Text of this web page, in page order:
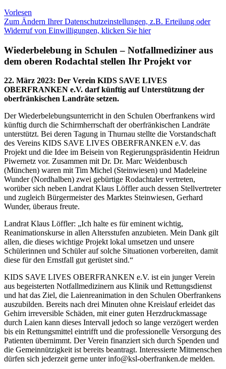
Vorlesen
Zum Ändern Ihrer Datenschutzeinstellungen, z.B. Erteilung oder
Widerruf von Einwilligungen, klicken Sie hier
Wiederbelebung in Schulen – Notfallmediziner aus
dem oberen Rodachtal stellen Ihr Projekt vor
22. März 2023: Der Verein KIDS SAVE LIVES
OBERFRANKEN e.V. darf künftig auf Unterstützung der
oberfränkischen Landräte setzen.
Der Wiederbelebungsunterricht in den Schulen Oberfrankens wird
künftig durch die Schirmherrschaft der oberfränkischen Landräte
unterstützt. Bei deren Tagung in Thurnau stellte die Vorstandschaft
des Vereins KIDS SAVE LIVES OBERFRANKEN e.V. das
Projekt und die Idee im Beisein von Regierungspräsidentin Heidrun
Piwernetz vor. Zusammen mit Dr. Dr. Marc Weidenbusch
(München) waren mit Tim Michel (Steinwiesen) und Madeleine
Wunder (Nordhalben) zwei gebürtige Rodachtaler vertreten,
worüber sich neben Landrat Klaus Löffler auch dessen Stellvertreter
und zugleich Bürgermeister des Marktes Steinwiesen, Gerhard
Wunder, überaus freute.
Landrat Klaus Löffler: „Ich halte es für eminent wichtig,
Reanimationskurse in allen Altersstufen anzubieten. Mein Dank gilt
allen, die dieses wichtige Projekt lokal umsetzen und unsere
Schülerinnen und Schüler auf solche Situationen vorbereiten, damit
diese für den Ernstfall gut gerüstet sind.“
KIDS SAVE LIVES OBERFRANKEN e.V. ist ein junger Verein
aus begeisterten Notfallmedizinern aus Klinik und Rettungsdienst
und hat das Ziel, die Laienreanimation in den Schulen Oberfrankens
auszubilden. Bereits nach drei Minuten ohne Kreislauf erleidet das
Gehirn irreversible Schäden, mit einer guten Herzdruckmassage
durch Laien kann dieses Intervall jedoch so lange verzögert werden
bis ein Rettungsmittel eintrifft und die professionelle Versorgung des
Patienten übernimmt. Der Verein finanziert sich durch Spenden und
die Gemeinnützigkeit ist bereits beantragt. Interessierte Mitmenschen
dürfen sich jederzeit gerne unter info@ksl-oberfranken.de melden.